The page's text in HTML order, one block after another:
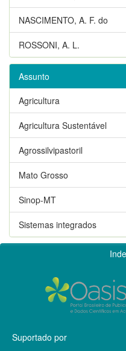
NASCIMENTO, A. F. do
ROSSONI, A. L.
Assunto
Agricultura
Agricultura Sustentável
Agrossilvipastoril
Mato Grosso
Sinop-MT
Sistemas integrados
Suportado por